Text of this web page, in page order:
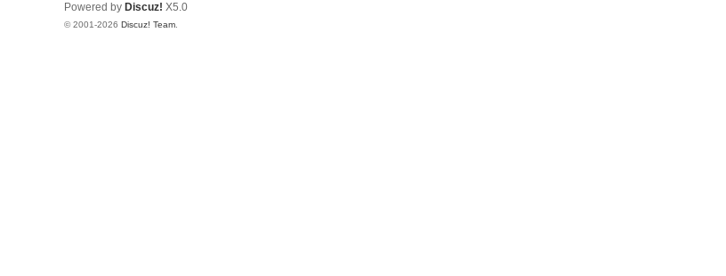
Powered by Discuz! X5.0
© 2001-2026 Discuz! Team